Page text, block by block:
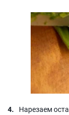
Нарезаем